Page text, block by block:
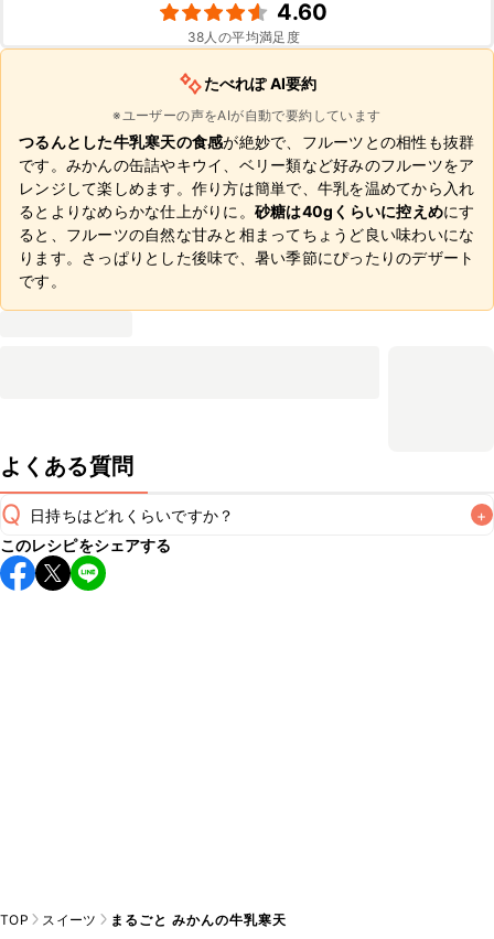
4.60
38人の平均満足度
たべれぽ AI要約
※ユーザーの声をAIが自動で要約しています
つるんとした牛乳寒天の食感が絶妙で、フルーツとの相性も抜群
です。みかんの缶詰やキウイ、ベリー類など好みのフルーツをア
レンジして楽しめます。作り方は簡単で、牛乳を温めてから入れ
るとよりなめらかな仕上がりに。 砂糖は40gくらいに控えめにす
ると、フルーツの自然な甘みと相まってちょうど良い味わいにな
ります。さっぱりとした後味で、暑い季節にぴったりのデザート
です。
よくある質問
Q 日持ちはどれくらいですか？ +
保存期間は冷蔵で当日中が目安です。なるべくお早めにお召
し上がりください。
このレシピをシェアする
TOP スイーツ まるごと みかんの牛乳寒天